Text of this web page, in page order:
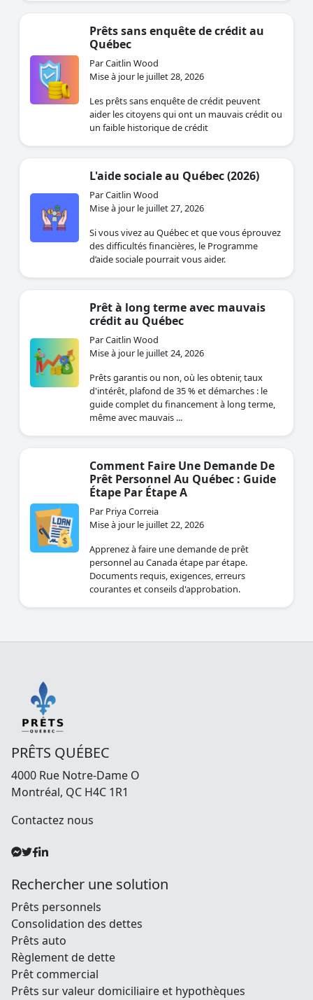
Prêts sans enquête de crédit au
Québec
Par Caitlin Wood
Mise à jour le juillet 28, 2026
Les prêts sans enquête de crédit peuvent
aider les citoyens qui ont un mauvais crédit ou
un faible historique de crédit
L'aide sociale au Québec (2026)
Par Caitlin Wood
Mise à jour le juillet 27, 2026
Si vous vivez au Québec et que vous éprouvez
des difficultés financières, le Programme
d’aide sociale pourrait vous aider.
Prêt à long terme avec mauvais
crédit au Québec
Par Caitlin Wood
Mise à jour le juillet 24, 2026
Prêts garantis ou non, où les obtenir, taux
d'intérêt, plafond de 35 % et démarches : le
guide complet du financement à long terme,
même avec mauvais ...
Comment Faire Une Demande De
Prêt Personnel Au Québec : Guide
Étape Par Étape A
Par Priya Correia
Mise à jour le juillet 22, 2026
Apprenez à faire une demande de prêt
personnel au Canada étape par étape.
Documents requis, exigences, erreurs
courantes et conseils d'approbation.
PRÊTS QUÉBEC
4000 Rue Notre-Dame O
Montréal, QC H4C 1R1
Contactez nous
Rechercher une solution
Prêts personnels
Consolidation des dettes
Prêts auto
Règlement de dette
Prêt commercial
Prêts sur valeur domiciliaire et hypothèques